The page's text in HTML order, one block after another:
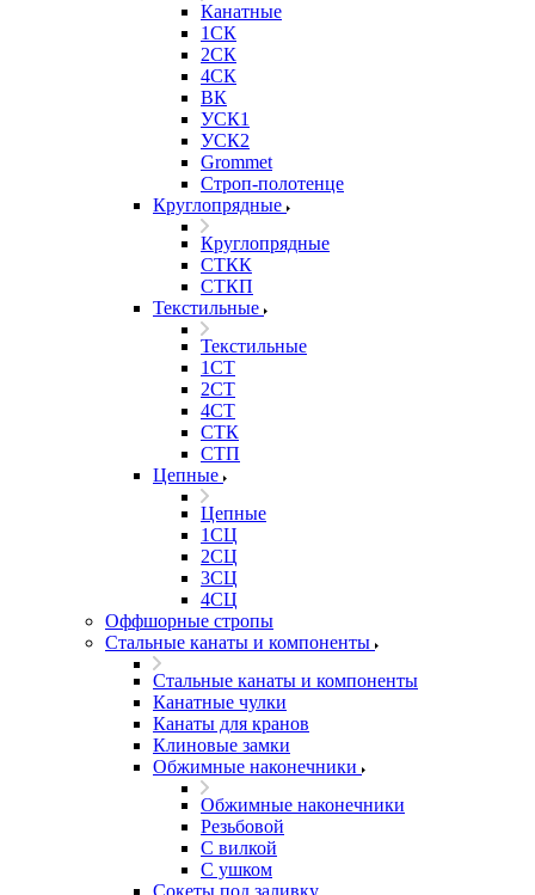
Канатные
1СК
2СК
4СК
ВК
УСК1
УСК2
Grommet
Строп-полотенце
Круглопрядные
Круглопрядные
СТКК
СТКП
Текстильные
Текстильные
1СТ
2СТ
4СТ
СТК
СТП
Цепные
Цепные
1СЦ
2СЦ
3СЦ
4СЦ
Оффшорные стропы
Стальные канаты и компоненты
Стальные канаты и компоненты
Канатные чулки
Канаты для кранов
Клиновые замки
Обжимные наконечники
Обжимные наконечники
Резьбовой
С вилкой
С ушком
Сокеты под заливку